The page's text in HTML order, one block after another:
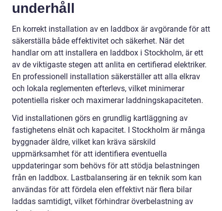
underhåll
En korrekt installation av en laddbox är avgörande för att
säkerställa både effektivitet och säkerhet. När det
handlar om att installera en laddbox i Stockholm, är ett
av de viktigaste stegen att anlita en certifierad elektriker.
En professionell installation säkerställer att alla elkrav
och lokala reglementen efterlevs, vilket minimerar
potentiella risker och maximerar laddningskapaciteten.
Vid installationen görs en grundlig kartläggning av
fastighetens elnät och kapacitet. I Stockholm är många
byggnader äldre, vilket kan kräva särskild
uppmärksamhet för att identifiera eventuella
uppdateringar som behövs för att stödja belastningen
från en laddbox. Lastbalansering är en teknik som kan
användas för att fördela elen effektivt när flera bilar
laddas samtidigt, vilket förhindrar överbelastning av